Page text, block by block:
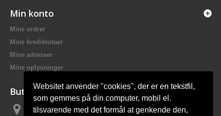
Websitet anvender "cookies", der er en tekstfil,
som gemmes på din computer, mobil el.
tilsvarende med det formål at genkende den,
Min konto
Mine ordrer
Mine kreditnotaer
Mine adresser
Mine oplysninger
Butiksinformation
Bach Promotion, Trafikskolevej 2 7400 Herning Danmark